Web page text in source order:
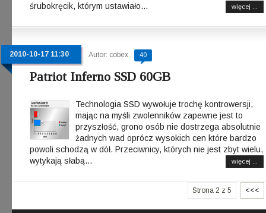
śrubokręcik, którym ustawiało...
więcej ...
2010-10-17 11:30 Autor: cobex 40
Patriot Inferno SSD 60GB
Technologia SSD wywołuje trochę kontrowersji,
mając na myśli zwolenników zapewne jest to
przyszłość, grono osób nie dostrzega absolutnie
żadnych wad oprócz wysokich cen które bardzo
powoli schodzą w dół. Przeciwnicy, których nie jest zbyt wielu,
wytykają słabą...
więcej ...
Strona 2 z 5 <<<